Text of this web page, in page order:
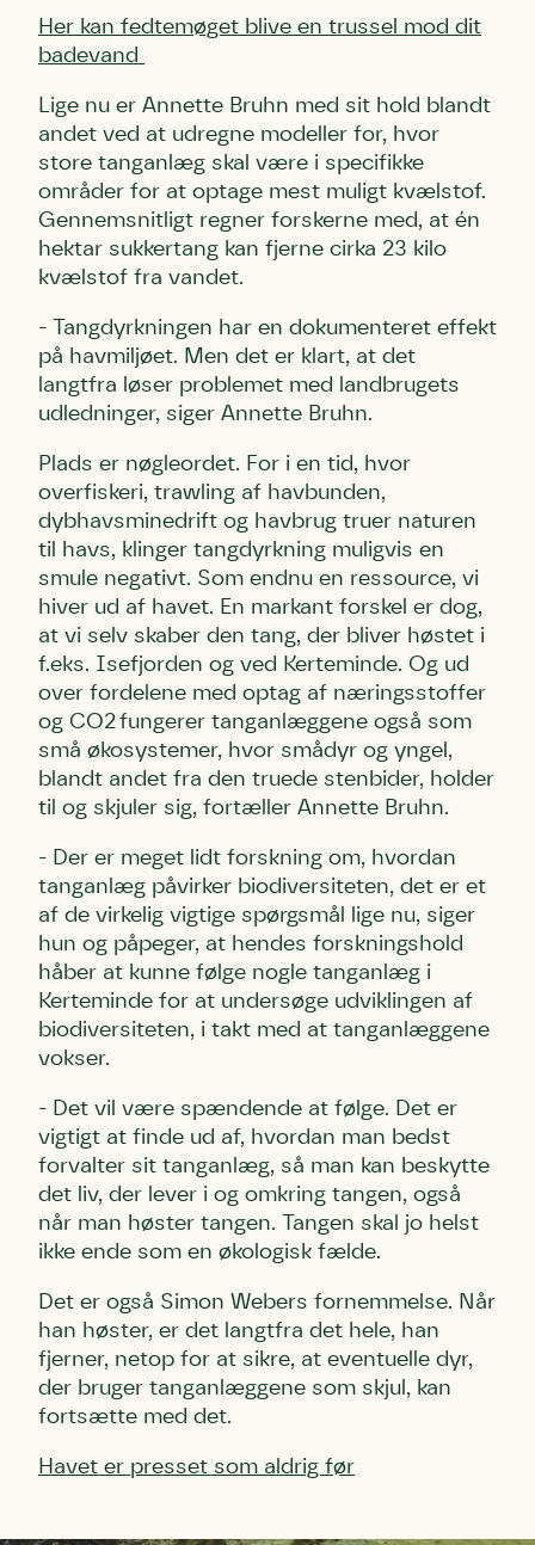
Her kan fedtemøget blive en trussel mod dit
badevand
Lige nu er Annette Bruhn med sit hold blandt
andet ved at udregne modeller for, hvor
store tanganlæg skal være i specifikke
områder for at optage mest muligt kvælstof.
Gennemsnitligt regner forskerne med, at én
hektar sukkertang kan fjerne cirka 23 kilo
kvælstof fra vandet.
- Tangdyrkningen har en dokumenteret effekt
på havmiljøet. Men det er klart, at det
langtfra løser problemet med landbrugets
udledninger, siger Annette Bruhn.
Plads er nøgleordet. For i en tid, hvor
overfiskeri, trawling af havbunden,
dybhavsminedrift og havbrug truer naturen
til havs, klinger tangdyrkning muligvis en
smule negativt. Som endnu en ressource, vi
hiver ud af havet. En markant forskel er dog,
at vi selv skaber den tang, der bliver høstet i
f.eks. Isefjorden og ved Kerteminde. Og ud
over fordelene med optag af næringsstoffer
og CO2 fungerer tanganlæggene også som
små økosystemer, hvor smådyr og yngel,
blandt andet fra den truede stenbider, holder
til og skjuler sig, fortæller Annette Bruhn.
- Der er meget lidt forskning om, hvordan
tanganlæg påvirker biodiversiteten, det er et
af de virkelig vigtige spørgsmål lige nu, siger
hun og påpeger, at hendes forskningshold
håber at kunne følge nogle tanganlæg i
Kerteminde for at undersøge udviklingen af
biodiversiteten, i takt med at tanganlæggene
vokser.
- Det vil være spændende at følge. Det er
vigtigt at finde ud af, hvordan man bedst
forvalter sit tanganlæg, så man kan beskytte
det liv, der lever i og omkring tangen, også
når man høster tangen. Tangen skal jo helst
ikke ende som en økologisk fælde.
Det er også Simon Webers fornemmelse. Når
han høster, er det langtfra det hele, han
fjerner, netop for at sikre, at eventuelle dyr,
der bruger tanganlæggene som skjul, kan
fortsætte med det.
Havet er presset som aldrig før